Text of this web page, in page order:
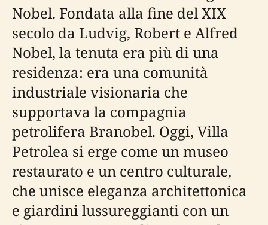
Nobel. Fondata alla fine del XIX
secolo da Ludvig, Robert e Alfred
Nobel, la tenuta era più di una
residenza: era una comunità
industriale visionaria che
supportava la compagnia
petrolifera Branobel. Oggi, Villa
Petrolea si erge come un museo
restaurato e un centro culturale,
che unisce eleganza architettonica
e giardini lussureggianti con un